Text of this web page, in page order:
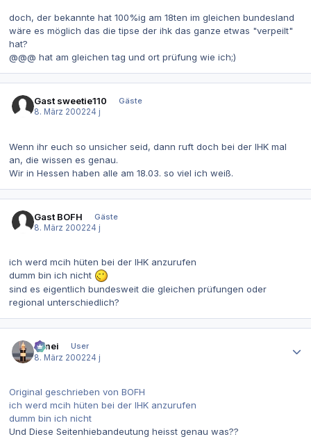
doch, der bekannte hat 100%ig am 18ten im gleichen bundesland
wäre es möglich das die tipse der ihk das ganze etwas "verpeilt"
hat?
@@@ hat am gleichen tag und ort prüfung wie ich;)
Gast sweetie110
Gäste
8. März 200224 j
Wenn ihr euch so unsicher seid, dann ruft doch bei der IHK mal
an, die wissen es genau.
Wir in Hessen haben alle am 18.03. so viel ich weiß.
Gast BOFH
Gäste
8. März 200224 j
ich werd mcih hüten bei der IHK anzurufen
dumm bin ich nicht
sind es eigentlich bundesweit die gleichen prüfungen oder
regional unterschiedlich?
bimei
User
8. März 200224 j
Original geschrieben von BOFH
ich werd mcih hüten bei der IHK anzurufen
dumm bin ich nicht
Und Diese Seitenhiebandeutung heisst genau was??